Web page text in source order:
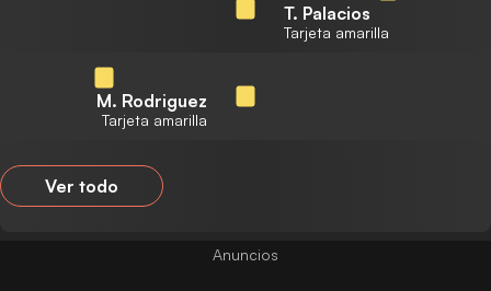
T. Palacios
Tarjeta amarilla
M. Rodriguez
Tarjeta amarilla
Ver todo